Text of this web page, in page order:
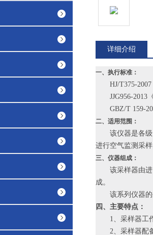
详细介绍
一、执行标准：
HJ/T375-
JJG956-2013
GBZ/T 159-
二、适用范围：
该仪器是各
进行空气监测采
三、仪器组成 ：
该采样器由
成。
该系列仪器
四、主要特点：
1、采样器工
2、采样器配